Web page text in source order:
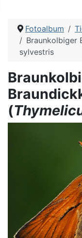
Fotoalbum
Braunkolbiger
sylvestris
(